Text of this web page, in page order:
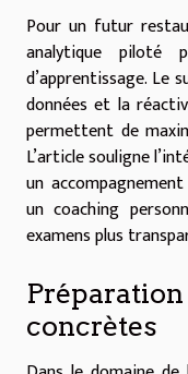
Pour un futur
analytique piloté
d’apprentissage. Le
données et la
permettent de
L’article souligne
un
un coaching
examens plus
concrètes